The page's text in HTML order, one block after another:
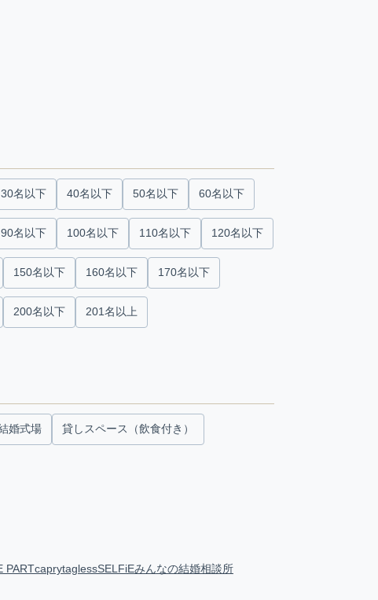
30名以下 40名以下 50名以下 60名以下
90名以下 100名以下 110名以下 120名以下
150名以下 160名以下 170名以下
200名以下 201名以上
婚式場 貸しスペース（飲食付き）
PARTcaprytaglessSELFiEみんなの結婚相談所